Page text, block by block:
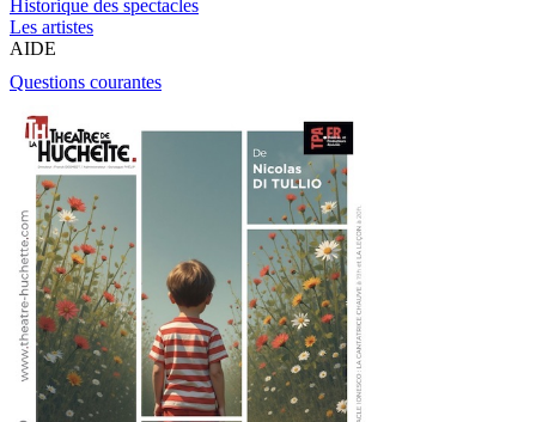
Historique des spectacles
Les artistes
AIDE
Questions courantes